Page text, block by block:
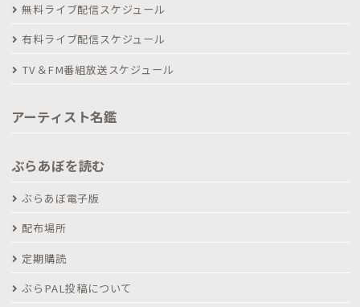
無料ライブ配信スケジュール
有料ライブ配信スケジュール
TV＆FM番組放送スケジュール
アーティスト名鑑
ぶらあぼを読む
ぶらあぼ電子版
配布場所
定期購読
ぶらPAL投稿について